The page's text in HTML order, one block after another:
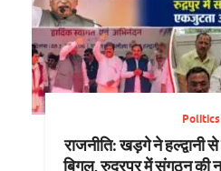
Politics
राजनीति: खड़गे ने हल्द्वानी
बिगुल, रुद्रपुर में संगठन की